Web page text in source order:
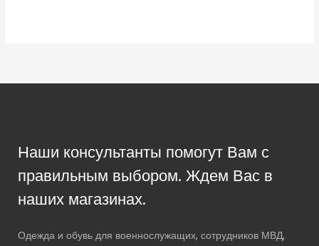
Наши консультанты помогут Вам с
правильным выбором. Ждем Вас в
наших магазинах.
Одежда и обувь для военнослужащих, сотрудников МВД,